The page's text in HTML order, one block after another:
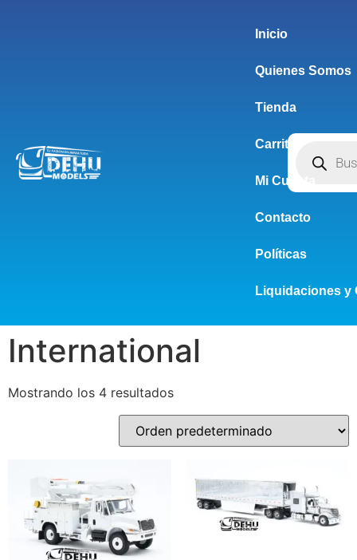
Inicio
Quienes Somos
Tienda
Carrito
Mi Cuenta
Contacto
Políticas
Liquidaciones y
International
Mostrando los 4 resultados